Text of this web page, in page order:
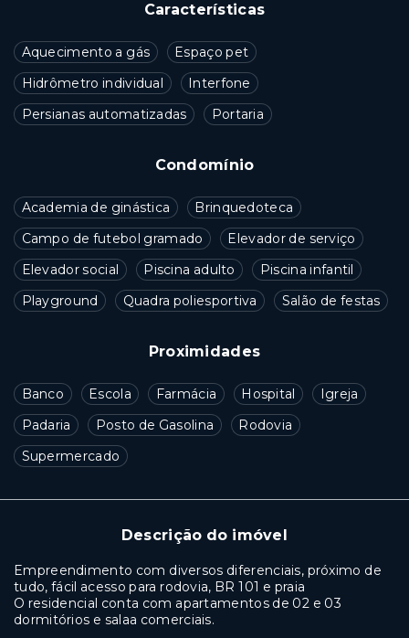
Características
Aquecimento a gás
Espaço pet
Hidrômetro individual
Interfone
Persianas automatizadas
Portaria
Condomínio
Academia de ginástica
Brinquedoteca
Campo de futebol gramado
Elevador de serviço
Elevador social
Piscina adulto
Piscina infantil
Playground
Quadra poliesportiva Salão de festas
Proximidades
Banco Escola Farmácia Hospital
Igreja
Padaria
Posto de Gasolina
Rodovia
Supermercado
Descrição do imóvel
Empreendimento com diversos diferenciais, próximo de
tudo, fácil acesso para rodovia, BR 101 e praia
O residencial conta com apartamentos de 02 e 03
dormitórios e salaa comerciais.